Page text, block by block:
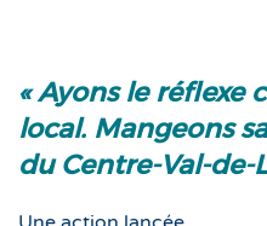
« Ayons le réflexe
local. Mangeons
du Centre-Val-de-